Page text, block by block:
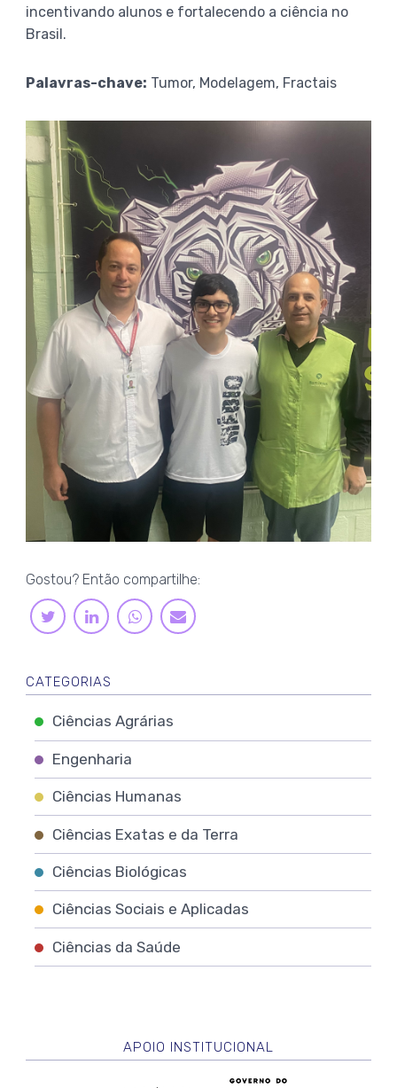
incentivando alunos e fortalecendo a ciência no
Brasil.
Palavras-chave: Tumor, Modelagem, Fractais
Gostou? Então compartilhe:
TWITTERLINKEDINWHATSAPP
E-
MAIL
CATEGORIAS
Ciências Agrárias
Engenharia
Ciências Humanas
Ciências Exatas e da Terra
Ciências Biológicas
Ciências Sociais e Aplicadas
Ciências da Saúde
APOIO INSTITUCIONAL